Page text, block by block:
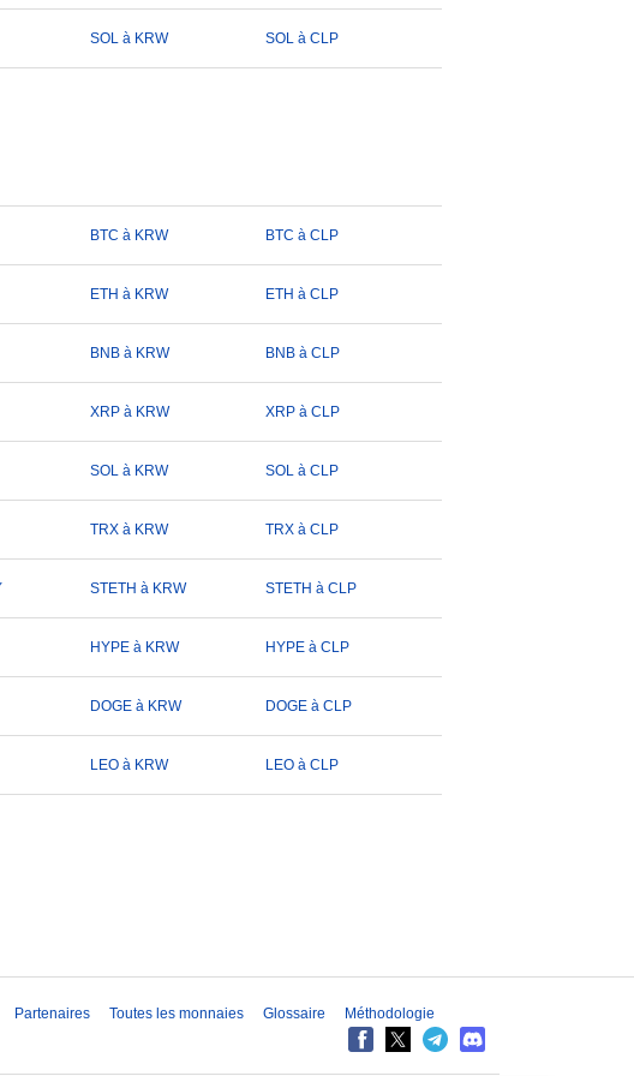
SOL à KRW SOL à CLP
BTC à KRW BTC à CLP
ETH à KRW ETH à CLP
BNB à KRW BNB à CLP
XRP à KRW XRP à CLP
SOL à KRW SOL à CLP
TRX à KRW TRX à CLP
STETH à KRW STETH à CLP
HYPE à KRW HYPE à CLP
DOGE à KRW DOGE à CLP
LEO à KRW LEO à CLP
Partenaires Toutes les monnaies Glossaire
Méthodologie